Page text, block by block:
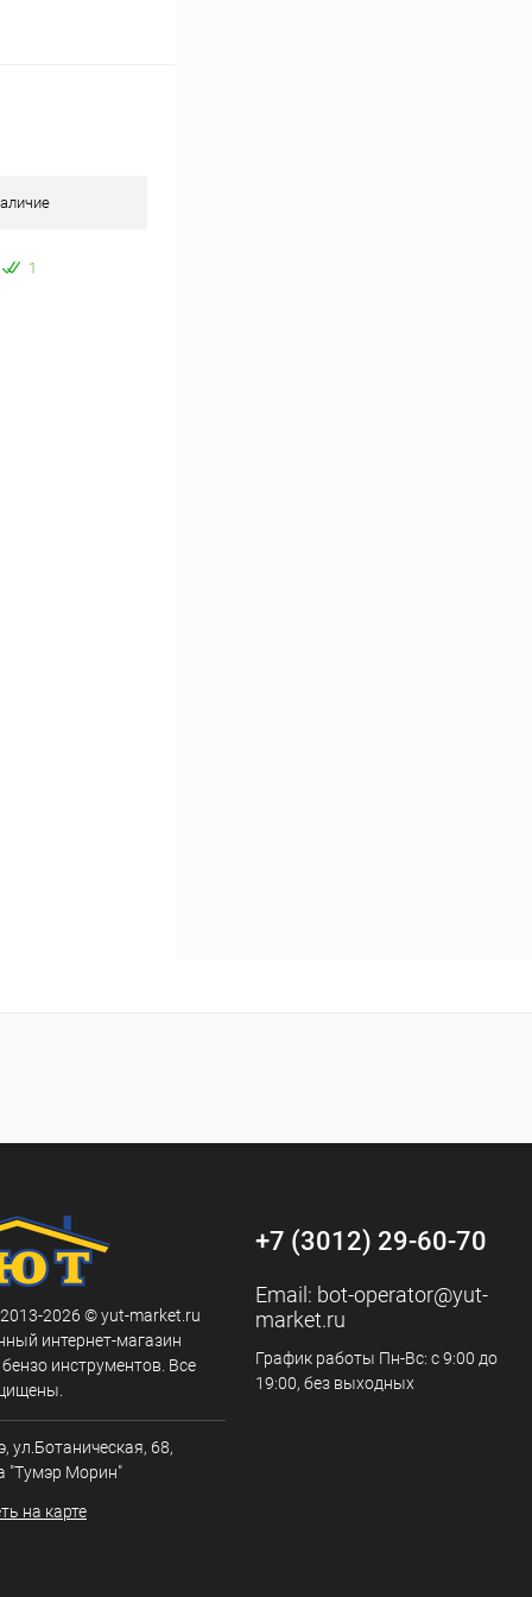
1
2026 © yut-market.ru
интернет-магазин
инструментов. Все
ул.Ботаническая, 68,
"Тумэр Морин"
на карте
+7 (3012) 29-60-70
Email: bot-operator@yut-
market.ru
График работы Пн-Вс: с 9:00 до
19:00, без выходных